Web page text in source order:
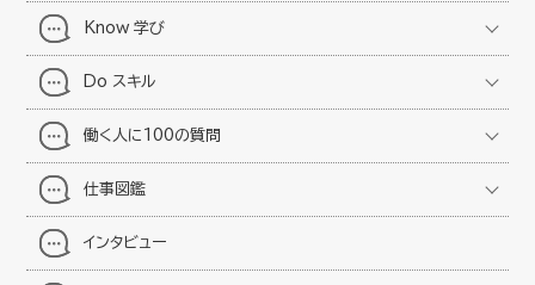
Know 学び
Do スキル
働く人に100の質問
仕事図鑑
インタビュー